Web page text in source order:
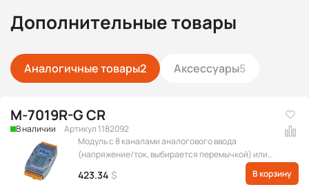
Дополнительные товары
Аналогичные товары2 Аксессуары5
M-7019R-G CR
В наличии
Артикул 1182092
Модуль с 8 каналами аналогового ввода
(напряжение/ток, выбирается перемычкой) или
сигнала с термопары, с расширенным набором
подключаемых термопар, с защитой от
423.34 $ В корзину